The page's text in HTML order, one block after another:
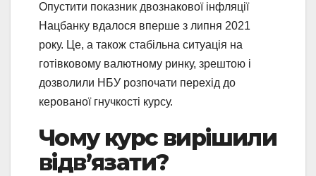
Опустити показник двознакової інфляції
Нацбанку вдалося вперше з липня 2021
року. Це, а також стабільна ситуація на
готівковому валютному ринку, зрештою і
дозволили НБУ розпочати перехід до
керованої гнучкості курсу.
Чому курс вирішили
відв’язати?